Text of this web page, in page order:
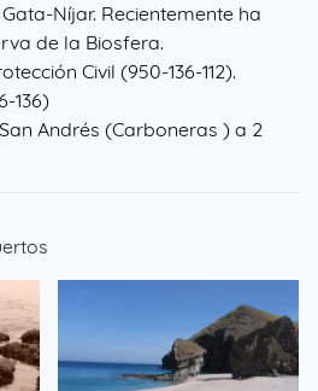
Níjar. Recientemente ha
de la Biosfera.
Civil (950-136-112).
136)
Andrés (Carboneras ) a 2